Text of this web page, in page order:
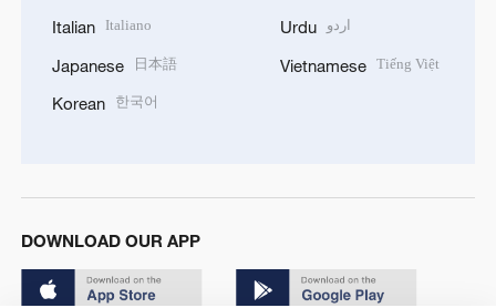
Italian Italiano
Japanese 日本語
Korean 한국어
Urdu اردو
Vietnamese Tiếng Việt
DOWNLOAD OUR APP